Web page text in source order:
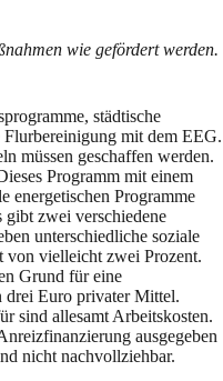
wie gefördert werden.
städtische
Flurbereinigung mit dem EEG.
müssen geschaffen werden.
Programm mit einem
energetischen Programme
zwei verschiedene
unterschiedliche soziale
von vielleicht zwei Prozent.
Grund für eine
drei Euro privater Mittel.
sind allesamt Arbeitskosten.
ausgegeben
nicht nachvollziehbar.